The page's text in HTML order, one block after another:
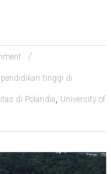
pendidikan tinggi di
di Polandia, University of